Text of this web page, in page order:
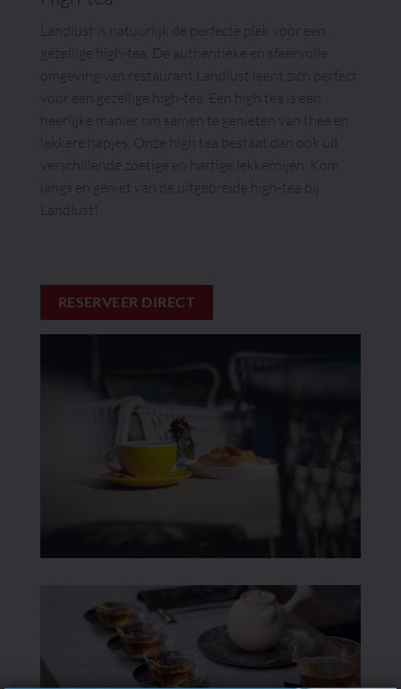
Landlust is natuurlijk de perfecte plek voor een
gezellige high-tea. De authentieke en sfeervolle
omgeving van restaurant Landlust leent zich perfect
voor een gezellige high-tea. Een high tea is een
heerlijke manier om samen te genieten van thee en
lekkere hapjes. Onze high tea bestaat dan ook uit
verschillende zoetige en hartige lekkernijen. Kom
langs en geniet van de uitgebreide high-tea bij
Landlust!
RESERVEER DIRECT